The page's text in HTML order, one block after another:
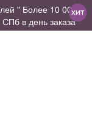
" Более 10 000
в день заказа "